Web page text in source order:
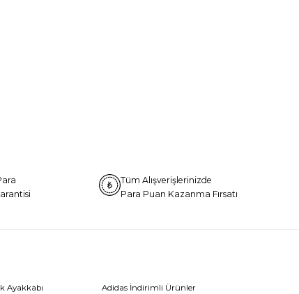
Tüm Alışverişlerinizde
Para Puan Kazanma Fırsatı
Ayakkabı
Adidas İndirimli Ürünler